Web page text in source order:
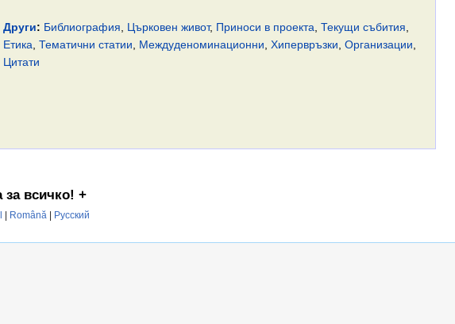
Други: Библиография Църковен живот, Приноси в проекта Текущи събития
Етика Тематични статии Междуденоминационни Хипервръзки Организации
Цитати
за всичко! +
| Română | Русский